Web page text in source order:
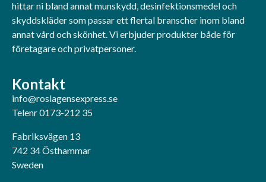
hittar ni bland annat munskydd, desinfektionsmedel och
skyddskläder som passar ett flertal branscher inom bland
annat vård och skönhet. Vi erbjuder produkter både för
företagare och privatpersoner.
Kontakt
info@roslagensexpress.se
Telenr 0173-212 35
Fabriksvägen 13
742 34 Östhammar
Sweden